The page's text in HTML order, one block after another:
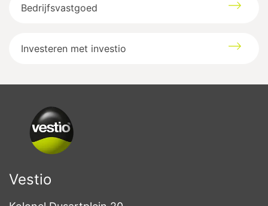
Bedrijfsvastgoed
Investeren met investio
Vestio